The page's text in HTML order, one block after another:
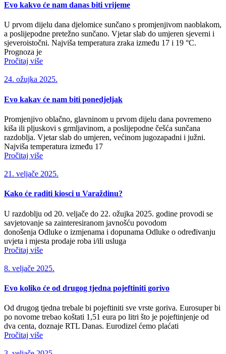
Evo kakvo će nam danas biti vrijeme
U prvom dijelu dana djelomice sunčano s promjenjivom naoblakom,
a poslijepodne pretežno sunčano. Vjetar slab do umjeren sjeverni i
sjeveroistočni. Najviša temperatura zraka između 17 i 19 °C.
Prognoza je
Pročitaj više
24. ožujka 2025.
Evo kakav će nam biti ponedjeljak
Promjenjivo oblačno, glavninom u prvom dijelu dana povremeno
kiša ili pljuskovi s grmljavinom, a poslijepodne češća sunčana
razdoblja. Vjetar slab do umjeren, većinom jugozapadni i južni.
Najviša temperatura između 17
Pročitaj više
21. veljače 2025.
Kako će raditi kiosci u Varaždinu?
U razdoblju od 20. veljače do 22. ožujka 2025. godine provodi se
savjetovanje sa zainteresiranom javnošću povodom
donošenja Odluke o izmjenama i dopunama Odluke o određivanju
uvjeta i mjesta prodaje roba i/ili usluga
Pročitaj više
8. veljače 2025.
Evo koliko će od drugog tjedna pojeftiniti gorivo
Od drugog tjedna trebale bi pojeftiniti sve vrste goriva. Eurosuper bi
po novome trebao koštati 1,51 eura po litri što je pojeftinjenje od
dva centa, doznaje RTL Danas. Eurodizel ćemo plaćati
Pročitaj više